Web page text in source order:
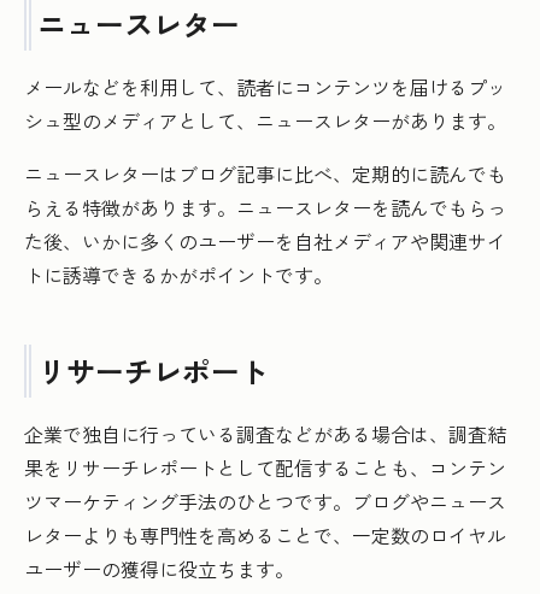
ニュースレター
メールなどを利用して、読者にコンテンツを届けるプッ
シュ型のメディアとして、ニュースレターがあります。
ニュースレターはブログ記事に比べ、定期的に読んでも
らえる特徴があります。ニュースレターを読んでもらっ
た後、いかに多くのユーザーを自社メディアや関連サイ
トに誘導できるかがポイントです。
リサーチレポート
企業で独自に行っている調査などがある場合は、調査結
果をリサーチレポートとして配信することも、コンテン
ツマーケティング手法のひとつです。ブログやニュース
レターよりも専門性を高めることで、一定数のロイヤル
ユーザーの獲得に役立ちます。